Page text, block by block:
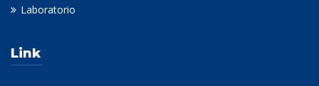
Laboratorio
Link